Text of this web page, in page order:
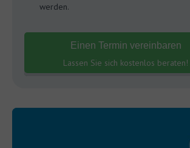
werden.
Einen Termin vereinbaren
Lassen Sie sich kostenlos beraten!